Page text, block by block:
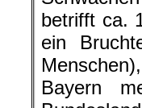
betrifft ca.
ein
Bayern